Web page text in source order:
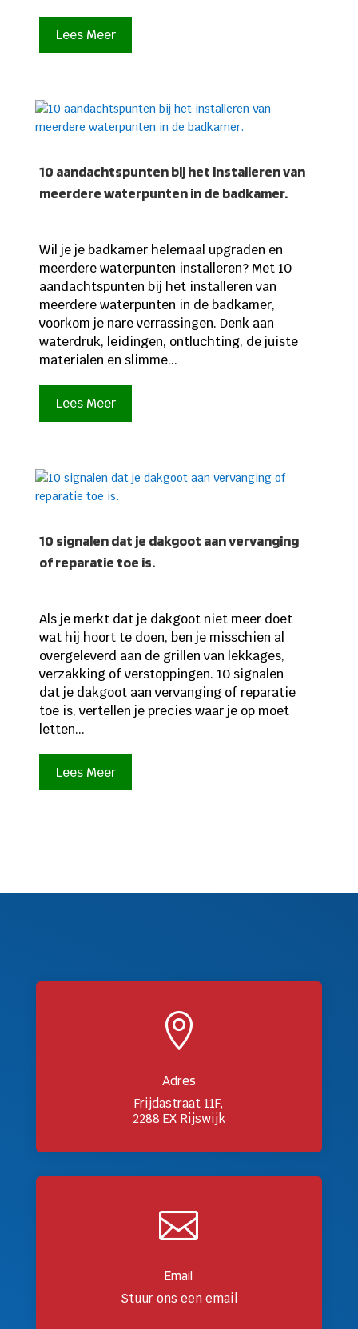
Lees Meer
10 aandachtspunten bij het installeren van
meerdere waterpunten in de badkamer.
Wil je je badkamer helemaal upgraden en
meerdere waterpunten installeren? Met 10
aandachtspunten bij het installeren van
meerdere waterpunten in de badkamer,
voorkom je nare verrassingen. Denk aan
waterdruk, leidingen, ontluchting, de juiste
materialen en slimme...
Lees Meer
10 signalen dat je dakgoot aan vervanging
of reparatie toe is.
Als je merkt dat je dakgoot niet meer doet
wat hij hoort te doen, ben je misschien al
overgeleverd aan de grillen van lekkages,
verzakking of verstoppingen. 10 signalen
dat je dakgoot aan vervanging of reparatie
toe is, vertellen je precies waar je op moet
letten...
Lees Meer

Adres
Frijdastraat 11F,
2288 EX Rijswijk

Email
Stuur ons een email